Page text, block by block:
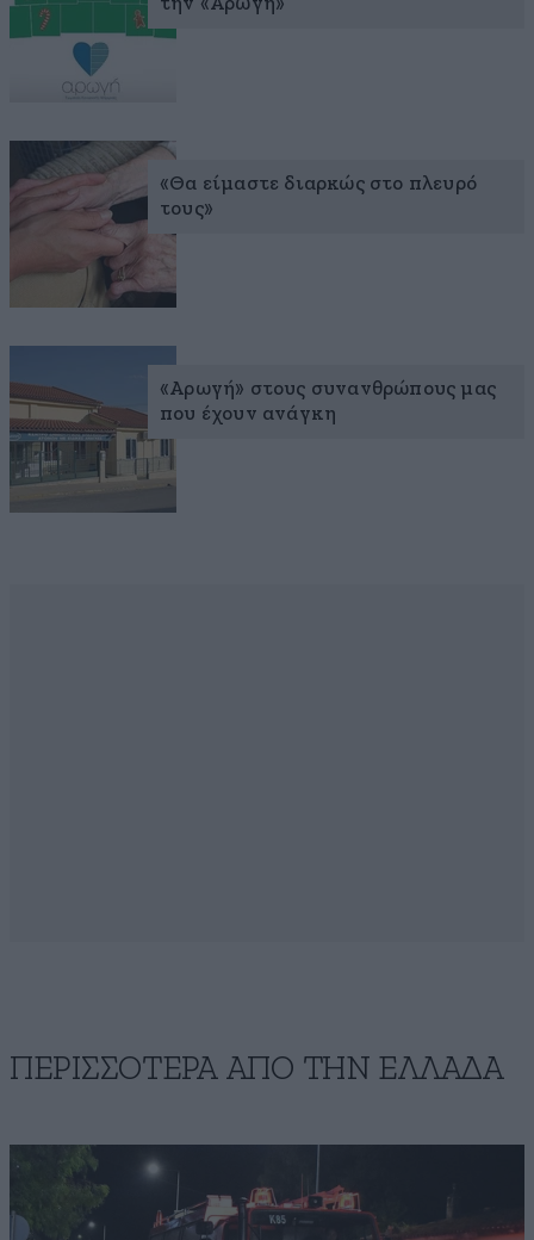
την «Αρωγή»
«Θα είμαστε διαρκώς στο πλευρό
τους»
«Αρωγή» στους συνανθρώπους μας
που έχουν ανάγκη
ΠΕΡΙΣΣΟΤΕΡΑ ΑΠΟ ΤΗΝ ΕΛΛΑΔΑ